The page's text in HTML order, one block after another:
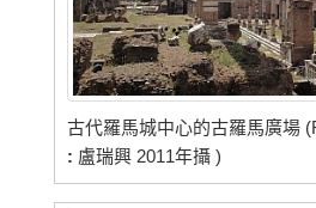
古代羅馬城中心的古羅馬廣場
: 盧瑞興 2011年攝 )